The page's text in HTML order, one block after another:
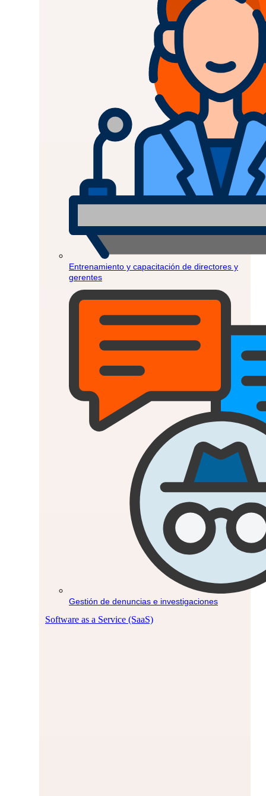
Entrenamiento y capacitación de directores y
gerentes
Gestión de denuncias e investigaciones
Software as a Service (SaaS)